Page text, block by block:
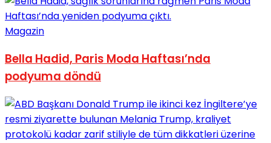
View All Result
Magazin
Bella Hadid, Paris Moda Haftası’nda
podyuma döndü